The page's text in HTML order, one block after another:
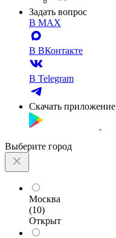
Задать вопрос
В MAX
В ВКонтакте
В Telegram
Скачать приложение
Выберите город
Москва
(10)
Открыт